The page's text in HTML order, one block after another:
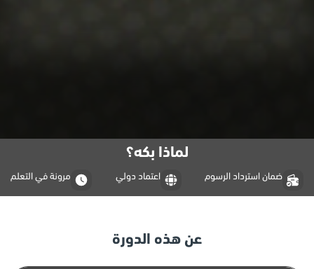
لماذا بكه؟
ضمان استرداد الرسوم اعتماد دولي مرونة في التعلم
عن هذه الدورة